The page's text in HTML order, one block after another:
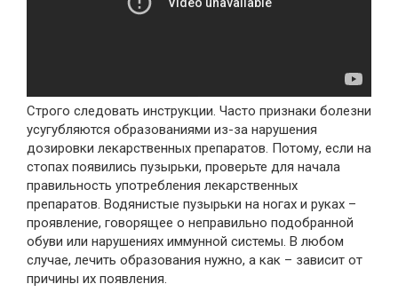
Строго следовать инструкции. Часто признаки болезни
усугубляются образованиями из-за нарушения
дозировки лекарственных препаратов. Потому, если на
стопах появились пузырьки, проверьте для начала
правильность употребления лекарственных
препаратов. Водянистые пузырьки на ногах и руках –
проявление, говорящее о неправильно подобранной
обуви или нарушениях иммунной системы. В любом
случае, лечить образования нужно, а как – зависит от
причины их появления.